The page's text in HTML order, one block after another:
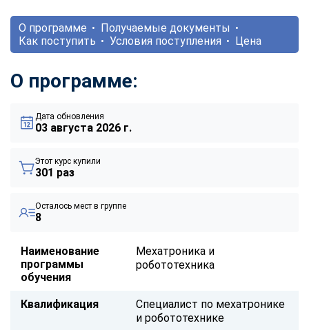
О программе
Получаемые документы
Как поступить
Условия поступления Цена
О программе:
Дата обновления
03 августа 2026 г.
Этот курс купили
301 раз
Осталось мест в группе
8
Наименование
программы
обучения
Мехатроника и
робототехника
Квалификация
Специалист по мехатронике
и робототехнике